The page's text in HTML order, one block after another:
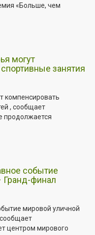
«Больше, чем
могут
занятия
компенсировать
, сообщает
продолжается
событие
Гранд-финал
мировой уличной
центром мирового